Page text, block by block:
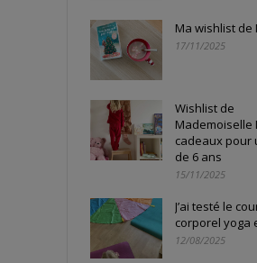
Ma wishlist de
17/11/2025
Wishlist de
Mademoiselle
cadeaux pour
de 6 ans
15/11/2025
J’ai testé le
corporel yoga
12/08/2025